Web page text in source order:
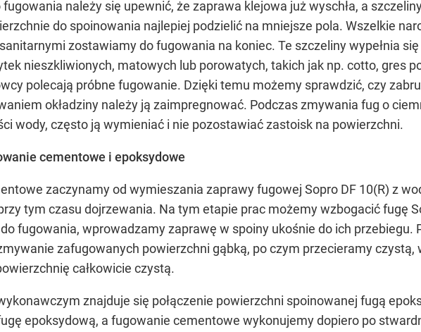
należy się upewnić, że zaprawa klejowa już wyschła, a
do spoinowania najlepiej podzielić na mniejsze pola. Wszelkie
zostawiamy do fugowania na koniec. Te szczeliny wypełnia
nieszkliwionych, matowych lub porowatych, takich jak np. cotto, gres
polecają próbne fugowanie. Dzięki temu możemy sprawdzić, czy
okładziny należy ją zaimpregnować. Podczas zmywania fug o
wody, często ją wymieniać i nie pozostawiać zastoisk na powierzchni.
cementowe i epoksydowe
zaczynamy od wymieszania zaprawy fugowej Sopro DF 10(R) z
tym czasu dojrzewania. Na tym etapie prac możemy wzbogacić fugę
fugowania, wprowadzamy zaprawę w spoiny ukośnie do ich przebiegu.
zafugowanych powierzchni gąbką, po czym przecieramy
całkowicie czystą.
znajduje się połączenie powierzchni spoinowanej fugą
epoksydową, a fugowanie cementowe wykonujemy dopiero po